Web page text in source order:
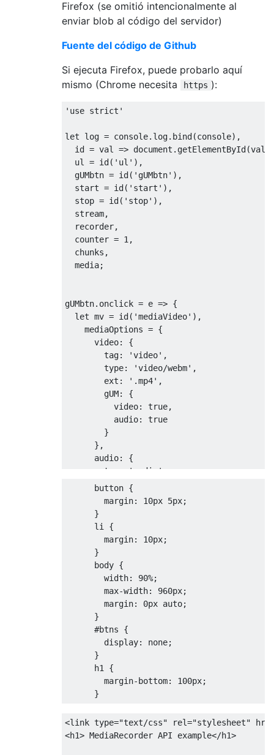
Firefox (se omitió intencionalmente al
enviar blob al código del servidor)
Fuente del código de Github
Si ejecuta Firefox, puede probarlo aquí
mismo (Chrome necesita
https ):
'use strict'
let log = console.log.bind(console),
  id =
val => document
  ul = id(
'ul' ),
  gUMbtn = id(
'gUMbtn' ),
  start = id(
'start' ),
  stop = id(
'stop' ),
  stream,
  recorder,
  counter =
1 ,
  chunks,
  media;
gUMbtn.onclick = e => {
let mv = id( 'mediaVideo' ),
    mediaOptions = {
video: {
tag: 'video' ,
type: 'video/webm' ,
ext : '.mp4' ,
gUM: {
video: true,
audio: true
        }
      },
audio: {
tag
'audio'
type
:
: '.ogg'
: {
      }
media = mv.checked ? mediaOptions.video
    stream = _stream;
    id(
'gUMArea' ).style.display =
    id(
'btns'
    start.removeAttribute(
    recorder =
    recorder.ondataavailable =
      chunks.push(e.data);
if
(recorder.state ==
  }).catch(log);
}
button {
margin: 10px 5px;
      }
li
{
margin: 10px;
      }
body {
width: 90%;
max-width: 960px;
margin: 0px auto;
      }
#btns {
display: none;
      }
h1
{
margin-bottom: 100px;
      }
<link type="text/css" rel="stylesheet"
<h1> MediaRecorder API example</h1>